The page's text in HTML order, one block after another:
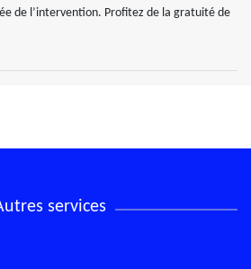
de l’intervention. Profitez de la gratuité de
services